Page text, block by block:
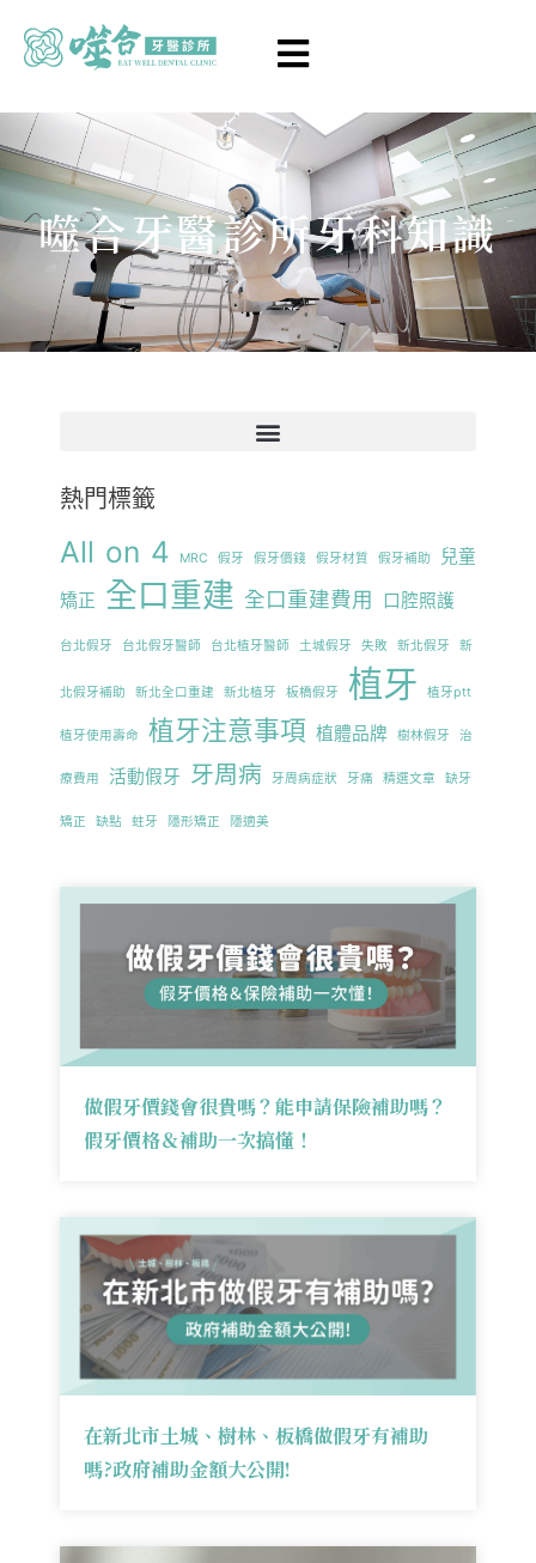
噬合牙醫診所牙科知識
熱門標籤
All on 4 MRC 假牙 假牙價錢 假牙材質 假牙補助 兒童
矯正 全口重建 全口重建費用 口腔照護
台北假牙 台北假牙醫師 台北植牙醫師 土城假牙 失敗 新北假牙 新
北假牙補助 新北全口重建 新北植牙 板橋假牙 植牙 植牙ptt
植牙使用壽命 植牙注意事項 植體品牌 樹林假牙 治
療費用 活動假牙 牙周病 牙周病症狀 牙痛 精選文章 缺牙
矯正 缺點 蛀牙 隱形矯正 隱適美
做假牙價錢會很貴嗎？能申請保險補助嗎？
假牙價格＆補助一次搞懂！
在新北市土城、樹林、板橋做假牙有補助
嗎?政府補助金額大公開!